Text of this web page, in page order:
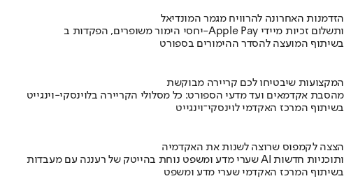
הזדמנות האחרונה להרוויח מגמר המונדיאל
יחסי הימור משופרים, הפקדות ב-Apple Pay ותשלום זכיות מיידי
בשיתוף המועצה להסדר ההימורים בספורט
המקצועות שיבטיחו לכם קריירה מבוקשת
מהסבת אקדמאים ועד מדעי הספורט: כל מסלולי הקריירה בלוינסקי-וינגייט
בשיתוף המרכז האקדמי לוינסקי־וינגייט
הצצה לקמפוס שרוצה לשנות את האקדמיה
שערי מדע ומשפט נוחת בהייטק של רעננה עם מעבדות AI ותוכניות חדשות
בשיתוף המרכז האקדמי שערי מדע ומשפט